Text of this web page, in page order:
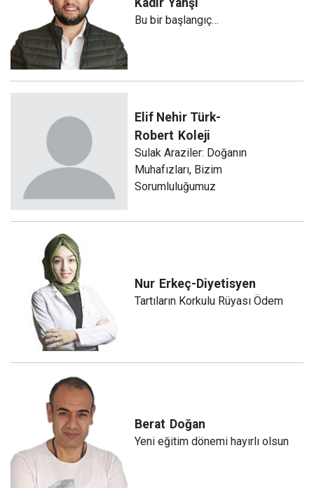
Bu bir başlangıç…
Elif Nehir Türk-
Robert Koleji
Sulak Araziler: Doğanın
Muhafızları, Bizim
Sorumluluğumuz
Nur Erkeç-Diyetisyen
Tartıların Korkulu Rüyası Ödem
Berat Doğan
Yeni eğitim dönemi hayırlı olsun